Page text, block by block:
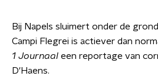
Bij Napels sluimert onder de
Campi Flegrei is actiever dan
1 Journaal een reportage van
D'Haens.